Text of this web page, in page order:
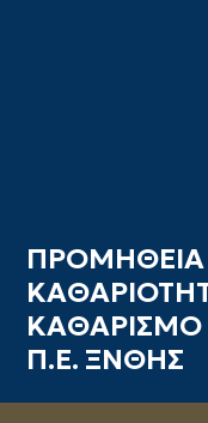
ΠΡΟΜΗΘΕΙΑ
ΚΑΘΑΡΙΣΜΟ
Π.Ε. ΞΝΘΗΣ